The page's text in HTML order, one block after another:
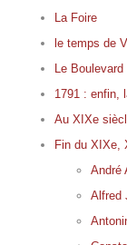
La Foire
le temps de
Le
1791 : enfin,
Au XIXe
Fin du XIXe,
André
Alfred